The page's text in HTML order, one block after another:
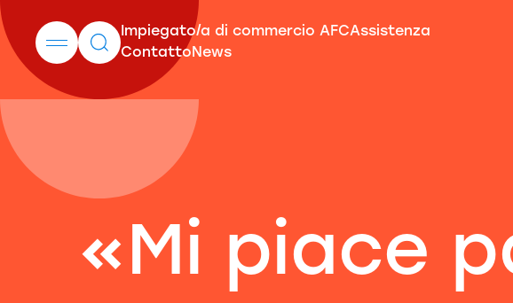
Impiegato/a di commercio AFCAssistenza
Contatto News
«Mi piace